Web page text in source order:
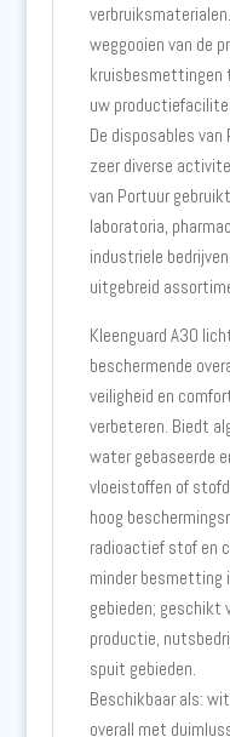
weggooien van de
kruisbesmettingen
uw
De disposables
zeer diverse
van Portuur
laboratoria,
industriele
uitgebreid
Kleenguard A30
beschermende
veiligheid en
verbeteren. Biedt
water gebaseerde
vloeistoffen of
hoog
radioactief stof en
minder besmetting
gebieden; geschikt
productie,
spuit gebieden.
Beschikbaar als:
overall met